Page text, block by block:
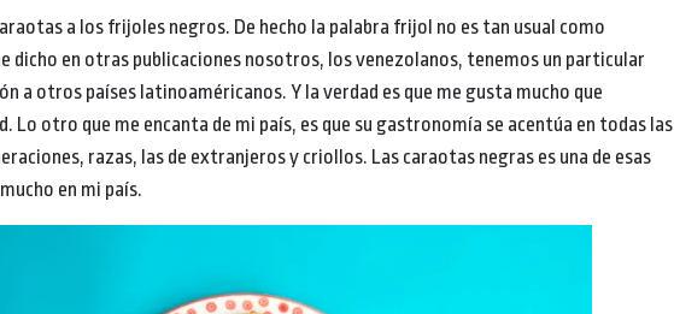
a los frijoles negros. De hecho la palabra frijol no es tan usual como
dicho en otras publicaciones nosotros, los venezolanos, tenemos un particular
a otros países latinoaméricanos. Y la verdad es que me gusta mucho que
Lo otro que me encanta de mi país, es que su gastronomía se acentúa en todas las
razas, las de extranjeros y criollos. Las caraotas negras es una de esas
en mi país.